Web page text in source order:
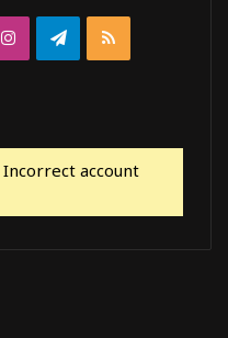
InstagramTelegram
RSS
account